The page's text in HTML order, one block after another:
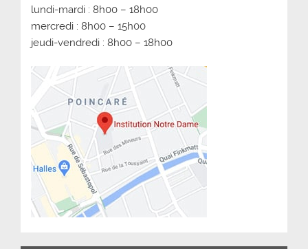
lundi-mardi : 8h00 – 18h00
mercredi : 8h00 – 15h00
jeudi-vendredi : 8h00 – 18h00